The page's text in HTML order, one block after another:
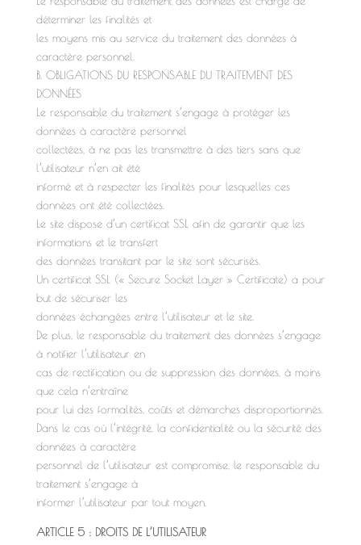
déterminer les finalités et
les moyens mis au service du traitement des données à
caractère personnel.
B. OBLIGATIONS DU RESPONSABLE DU TRAITEMENT DES
DONNÉES
Le responsable du traitement s’engage à protéger les
données à caractère personnel
collectées, à ne pas les transmettre à des tiers sans que
l’utilisateur n’en ait été
informé et à respecter les finalités pour lesquelles ces
données ont été collectées.
Le site dispose d’un certificat SSL afin de garantir que les
informations et le transfert
des données transitant par le site sont sécurisés.
Un certificat SSL (« Secure Socket Layer » Certificate) a pour
but de sécuriser les
données échangées entre l’utilisateur et le site.
De plus, le responsable du traitement des données s’engage
à notifier l’utilisateur en
cas de rectification ou de suppression des données, à moins
que cela n’entraîne
pour lui des formalités, coûts et démarches disproportionnés.
Dans le cas où l’intégrité, la confidentialité ou la sécurité des
données à caractère
personnel de l’utilisateur est compromise, le responsable du
traitement s’engage à
informer l’utilisateur par tout moyen.
ARTICLE 5 : DROITS DE L’UTILISATEUR